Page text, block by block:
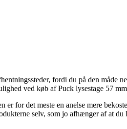
fordi du på den måde
ved køb af Puck lysestage 57
for det meste en anelse mere
selv, som jo afhænger af at du